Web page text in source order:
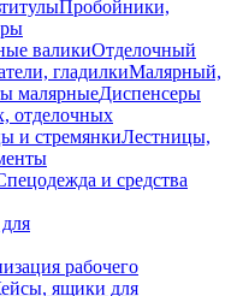
Пробойники,
валикиОтделочный
гладилкиМалярный,
малярныеДиспенсеры
отделочных
и стремянкиЛестницы,
и средства
рабочего
ящики для